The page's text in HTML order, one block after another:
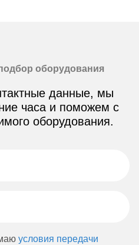
оборудования
данные, мы
часа и поможем с
оборудования.
условия передачи